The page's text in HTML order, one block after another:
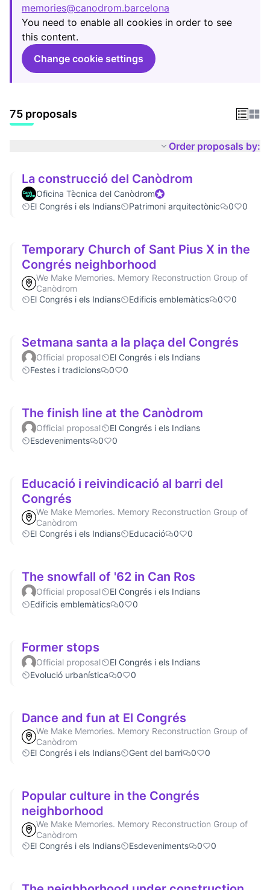
memories@canodrom.barcelona
(Opens in new tab)
You need to enable all cookies in order to see
this content.
Change cookie settings
75 proposals
Order proposals by:
La construcció del Canòdrom
Oficina Tècnica del CanòdromOfficial participant
El Congrés i els Indians
Patrimoni arquitectònic 0 0
Temporary Church of Sant Pius X in the
Congrés neighborhood
We Make Memories. Memory Reconstruction Group of
Canòdrom
El Congrés i els Indians
Edificis emblemàtics 0 0
Setmana santa a la plaça del Congrés
Official proposal
El Congrés i els Indians
Festes i tradicions
0 0
The finish line at the Canòdrom
Official proposal
El Congrés i els Indians
Esdeveniments
0 0
Educació i reivindicació al barri del
Congrés
We Make Memories. Memory Reconstruction Group of
Canòdrom
El Congrés i els Indians
Educació 0 0
The snowfall of '62 in Can Ros
Official proposal
El Congrés i els Indians
Edificis emblemàtics
0 0
Former stops
Official proposal
El Congrés i els Indians
Evolució urbanística
0 0
Dance and fun at El Congrés
We Make Memories. Memory Reconstruction Group of
Canòdrom
El Congrés i els Indians
Gent del barri 0 0
Popular culture in the Congrés
neighborhood
We Make Memories. Memory Reconstruction Group of
Canòdrom
El Congrés i els Indians
Esdeveniments 0 0